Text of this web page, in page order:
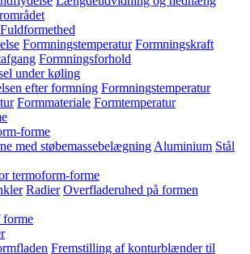
Fuldformethed
Formningstemperatur Formningskraft
Formningsforhold
under køling
efter formning Formningstemperatur
Formmateriale Formtemperatur
forme
med støbemassebelægning Aluminium Stål
termoform-forme
Radier Overfladeruhed på formen
forme
Fremstilling af konturblænder til